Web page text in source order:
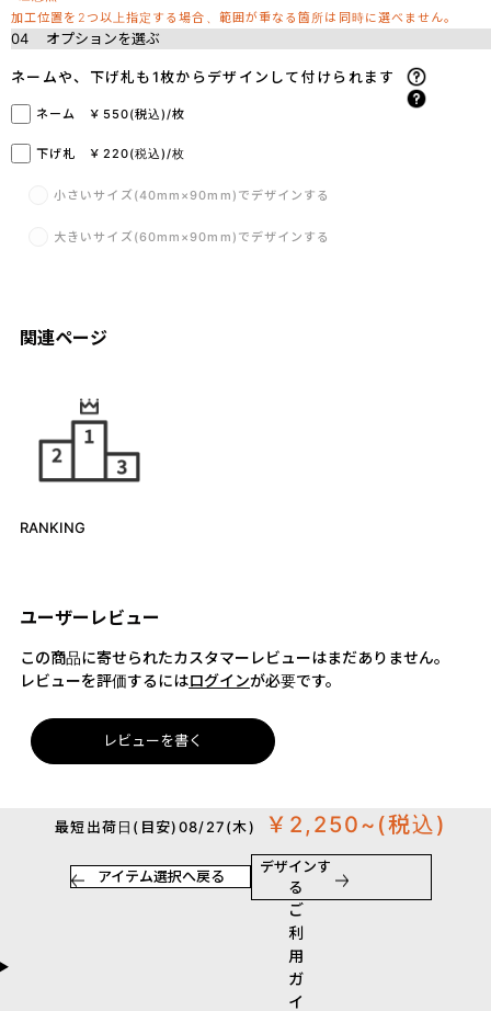
加工位置を2つ以上指定する場合、範囲が重なる箇所は同時に選べません。
04 オプションを選ぶ
ネームや、下げ札も1枚からデザインして付けられます
ネーム ￥550(税込)/枚
下げ札 ￥220(税込)/枚
小さいサイズ(40mm×90mm)でデザインする
大きいサイズ(60mm×90mm)でデザインする
関連ページ
RANKING
ユーザーレビュー
この商品に寄せられたカスタマーレビューはまだありません。
レビューを評価するにはログインが必要です。
レビューを書く
最短出荷日(目安)08/27(木) ￥2,250~ (税込)
アイテム選択へ戻る
デザインす
る
ご
利
用
ガ
イ